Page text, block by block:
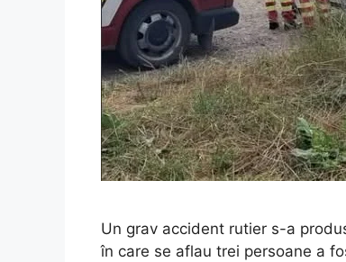
Un grav accident rutier s-a
în care se aflau trei persoane a